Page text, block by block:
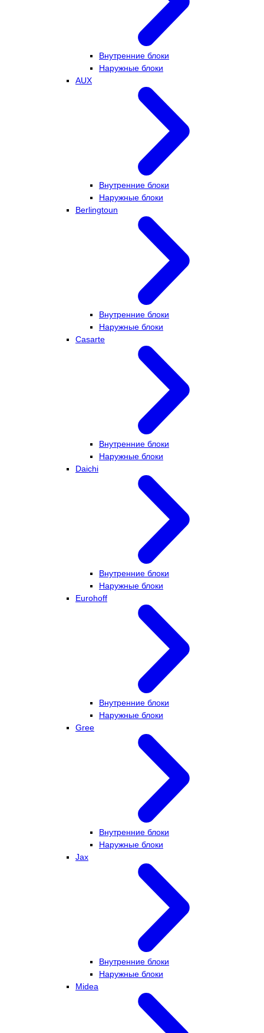
Внутренние блоки
Наружные блоки
AUX
Внутренние блоки
Наружные блоки
Berlingtoun
Внутренние блоки
Наружные блоки
Casarte
Внутренние блоки
Наружные блоки
Daichi
Внутренние блоки
Наружные блоки
Eurohoff
Внутренние блоки
Наружные блоки
Gree
Внутренние блоки
Наружные блоки
Jax
Внутренние блоки
Наружные блоки
Midea